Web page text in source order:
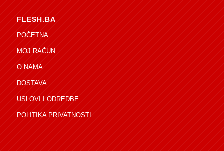
FLESH.BA
POČETNA
MOJ RAČUN
O NAMA
DOSTAVA
USLOVI I ODREDBE
POLITIKA PRIVATNOSTI